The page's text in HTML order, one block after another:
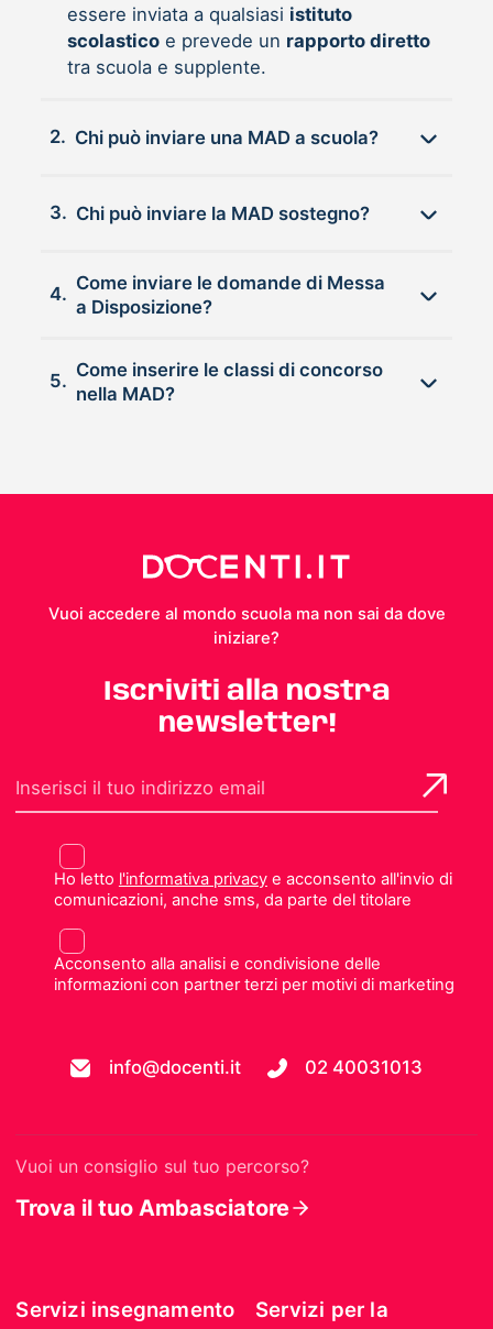
essere inviata a qualsiasi istituto
scolasticoe prevede un rapporto diretto
tra scuola e supplente.
2. Chi può inviare una MAD a scuola?
3. Chi può inviare la MAD sostegno?
4.
Come inviare le domande di Messa
a Disposizione?
5.
Come inserire le classi di concorso
nella MAD?
Vuoi accedere al mondo scuola ma non sai da dove
iniziare?
Iscriviti alla nostra
newsletter!
Ho letto l'informativa privacye acconsento all'invio di
comunicazioni, anche sms, da parte del titolare
Acconsento alla analisi e condivisione delle
informazioni con partner terzi per motivi di marketing
info@docenti.it 02 40031013
Vuoi un consiglio sul tuo percorso?
Trova il tuo Ambasciatore
Servizi insegnamento
Servizi per la